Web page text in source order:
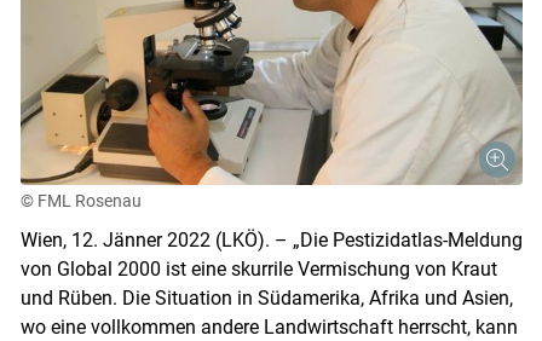
© FML Rosenau
Wien, 12. Jänner 2022 (LKÖ). – „Die Pestizidatlas-Meldung
von Global 2000 ist eine skurrile Vermischung von Kraut
und Rüben. Die Situation in Südamerika, Afrika und Asien,
wo eine vollkommen andere Landwirtschaft herrscht, kann